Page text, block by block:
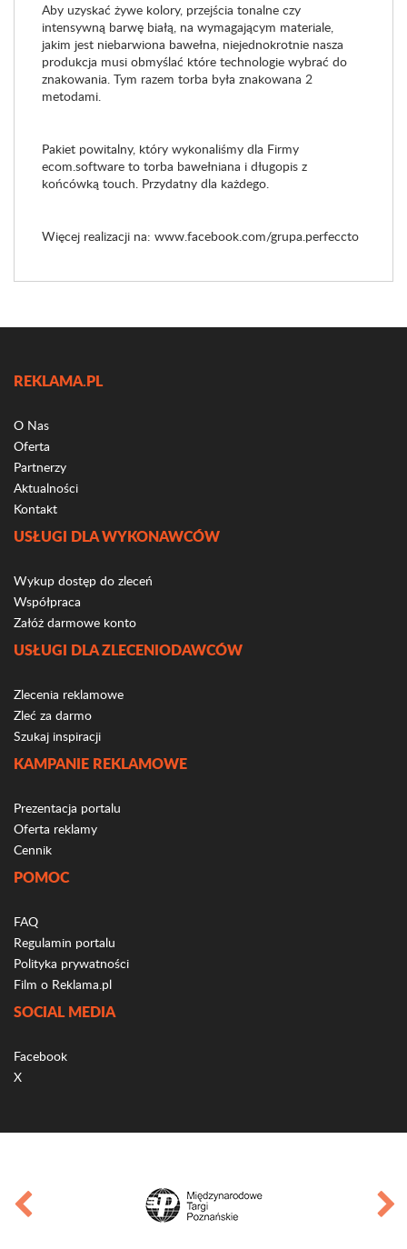
Aby uzyskać żywe kolory, przejścia tonalne czy
intensywną barwę białą, na wymagającym materiale,
jakim jest niebarwiona bawełna, niejednokrotnie nasza
produkcja musi obmyślać które technologie wybrać do
znakowania. Tym razem torba była znakowana 2
metodami.
Pakiet powitalny, który wykonaliśmy dla Firmy
ecom.software to torba bawełniana i długopis z
końcówką touch. Przydatny dla każdego.
Więcej realizacji na: www.facebook.com/grupa.perfeccto
REKLAMA.PL
O Nas
Oferta
Partnerzy
Aktualności
Kontakt
USŁUGI DLA WYKONAWCÓW
Wykup dostęp do zleceń
Współpraca
Załóż darmowe konto
USŁUGI DLA ZLECENIODAWCÓW
Zlecenia reklamowe
Zleć za darmo
Szukaj inspiracji
KAMPANIE REKLAMOWE
Prezentacja portalu
Oferta reklamy
Cennik
POMOC
FAQ
Regulamin portalu
Polityka prywatności
Film o Reklama.pl
SOCIAL MEDIA
Facebook
X